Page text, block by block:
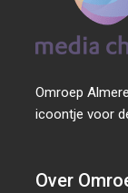
Omroep
icoontje voor
Over